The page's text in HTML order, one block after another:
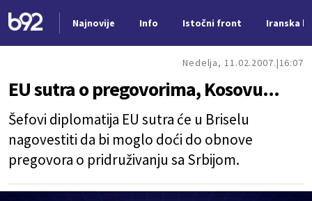
Najnovije Info Istočni front Iranska
Nedelja, 11.02.2007. 16:07
EU sutra o pregovorima, Kosovu...
Šefovi diplomatija EU sutra će u Briselu
nagovestiti da bi moglo doći do obnove
pregovora o pridruživanju sa Srbijom.